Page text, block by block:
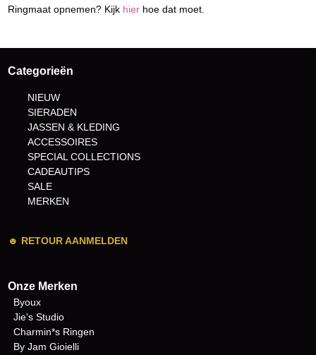
Ringmaat opnemen? Kijk hierhoe dat moet.
Categorieën
NIEUW
SIERADEN
JASSEN & KLEDING
ACCESSOIRES
SPECIAL COLLECTIONS
CADEAUTIPS
SALE
MERKEN
☻ RETOUR AANMELDEN
Onze Merken
Byoux
Jie's Studio
Charmin*s Ringen
By Jam Gioielli